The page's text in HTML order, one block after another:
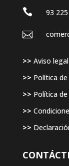
 93

>> Aviso legal
>> Política
>> Política
>>
>>